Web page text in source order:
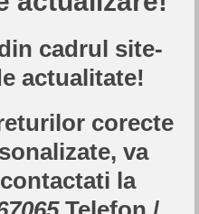
cadrul site-
actualitate!
corecte
va
la